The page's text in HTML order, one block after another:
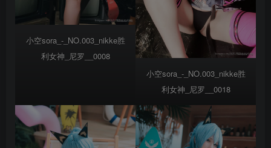
小空sora_-_NO.003_nikke胜
利女神_尼罗__0008
小空sora_-_NO.003_nikke胜
利女神_尼罗__0018